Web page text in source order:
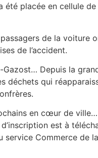
été placée en cellule de
de la voiture
de l’accident.
Gazost… Depuis la
déchets qui
en cœur de
est à
service Commerce de